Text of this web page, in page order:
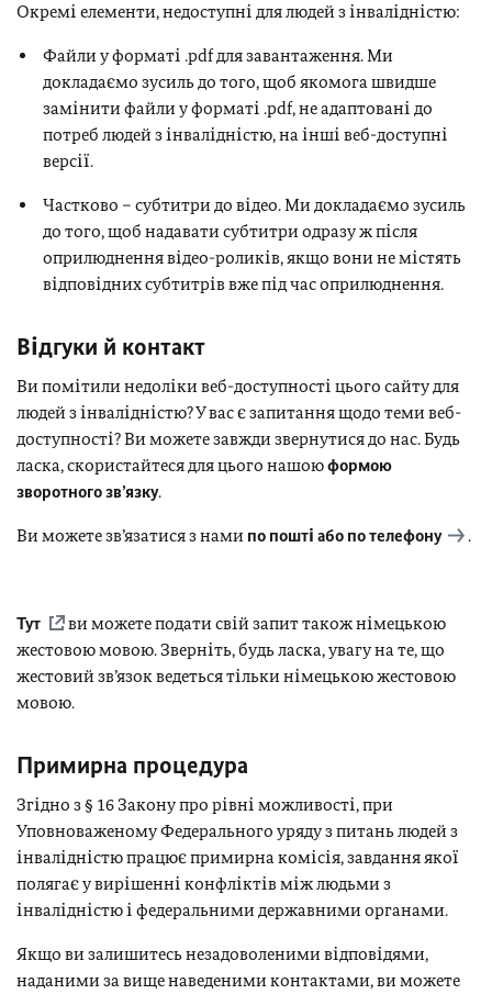
Окремі елементи, недоступні для людей з інвалідністю:
Файли у форматі .pdf для завантаження. Ми
докладаємо зусиль до того, щоб якомога швидше
замінити файли у форматі .pdf, не адаптовані до
потреб людей з інвалідністю, на інші веб-доступні
версії.
Частково – субтитри до відео. Ми докладаємо зусиль
до того, щоб надавати субтитри одразу ж після
оприлюднення відео-роликів, якщо вони не містять
відповідних субтитрів вже під час оприлюднення.
Відгуки й контакт
Ви помітили недоліки веб-доступності цього сайту для
людей з інвалідністю? У вас є запитання щодо теми веб-
доступності? Ви можете завжди звернутися до нас. Будь
ласка, скористайтеся для цього нашоюформою
зворотного зв’язку.
Ви можете зв’язатися з нами по пошті або по телефону .
Тут
ви можете подати свій запит також німецькою
жестовою мовою. Зверніть, будь ласка, увагу на те, що
жестовий зв’язок ведеться тільки німецькою жестовою
мовою.
Примирна процедура
Згідно з § 16 Закону про рівні можливості, при
Уповноваженому Федерального уряду з питань людей з
інвалідністю працює примирна комісія, завдання якої
полягає у вирішенні конфліктів між людьми з
інвалідністю і федеральними державними органами.
Якщо ви залишитесь незадоволеними відповідями,
наданими за вище наведеними контактами, ви можете